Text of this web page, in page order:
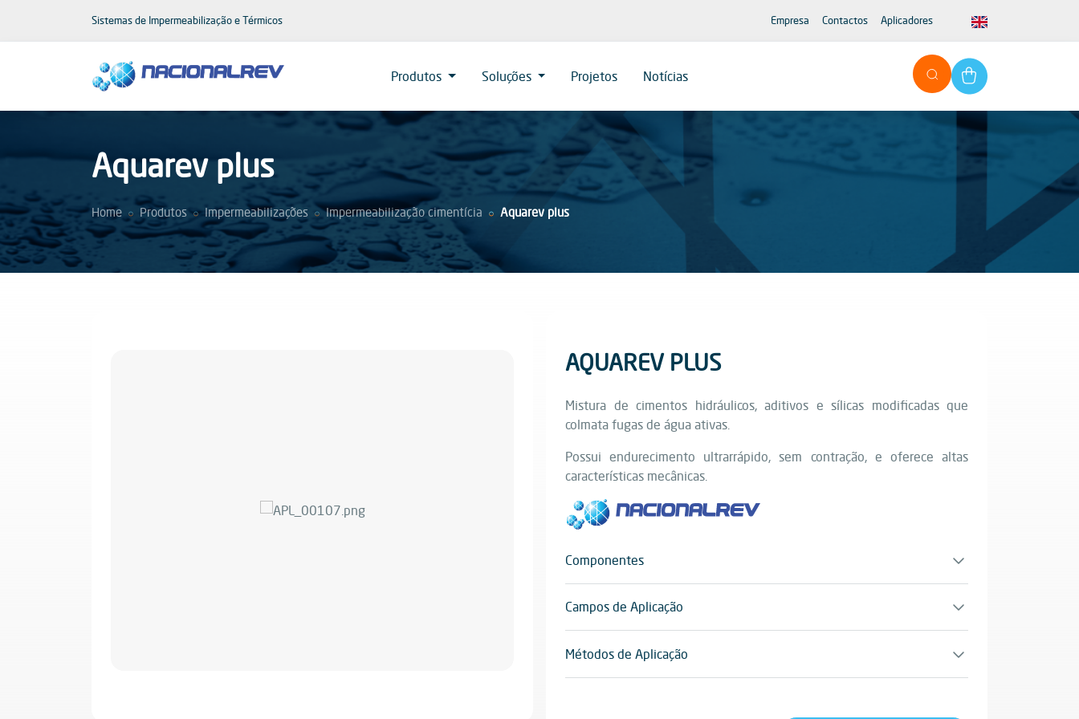
Sistemas de Impermeabilização e Térmicos Empresa Contactos Aplicadores
Produtos Soluções Projetos Notícias
Aquarev plus
Home Produtos Impermeabilizações Impermeabilização cimentícia Aquarev plus
AQUAREV PLUS
Mistura de cimentos hidráulicos, aditivos e sílicas modificadas que
colmata fugas de água ativas.
Possui endurecimento ultrarrápido, sem contração, e oferece altas
características mecânicas.
Componentes
Monocomponente
Campos de Aplicação
Ideal para situações que exigem reparações rápidas e eficazes em
sistemas expostos à água.
Métodos de Aplicação
Aplicação manual, espátula